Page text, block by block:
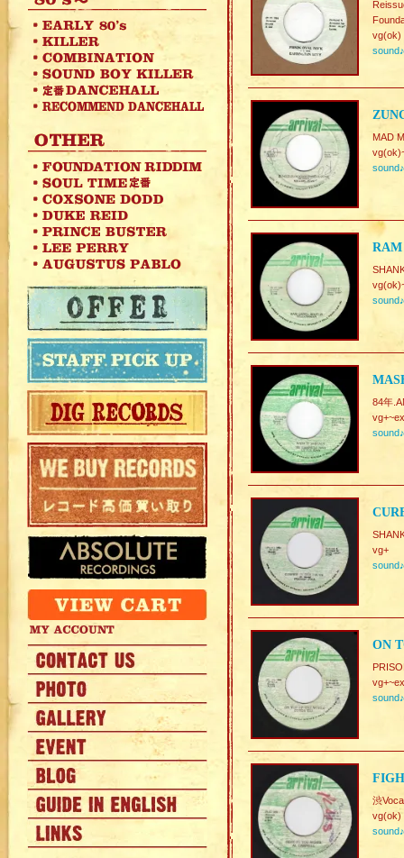
vg(ok)
sound♪
MAD
sound♪
RAM
sound♪
84年
sound♪
vg+
sound♪
ON
sound♪
渋
vg(ok)
sound♪